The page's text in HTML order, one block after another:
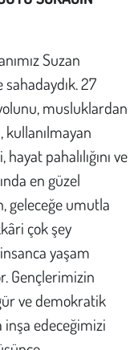
Suzan
27
musluklardan
kullanılmayan
pahalılığını ve
en güzel
geleceğe umutla
çok şey
yaşam
Gençlerimizin
ve demokratik
inşa edeceğimizi